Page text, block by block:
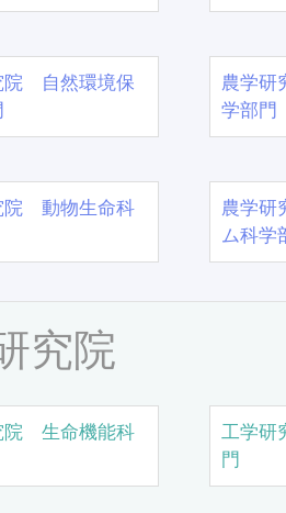
院 自然環境保
農学
学部門
院 動物生命科
農学
ム科学
究院
院 生命機能科
工学研
門